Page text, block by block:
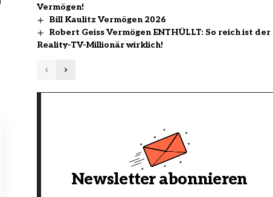
Vermögen!
Bill Kaulitz Vermögen 2026
Robert Geiss Vermögen ENTHÜLLT: So reich ist der
Reality-TV-Millionär wirklich!
Newsletter abonnieren